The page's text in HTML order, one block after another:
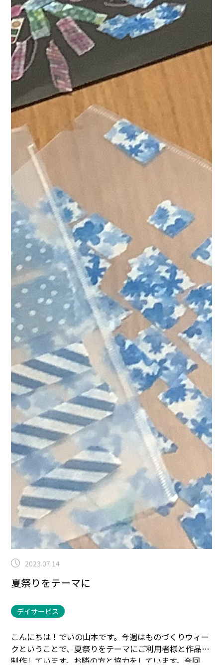
2023.07.14
夏祭りをテーマに
デイサービス
こんにちは！でいの山本です。今週はものづくりウィー
クということで、夏祭りをテーマにご利用者様と作品を
制作しています。 お隣の方と協力をしています。今回、